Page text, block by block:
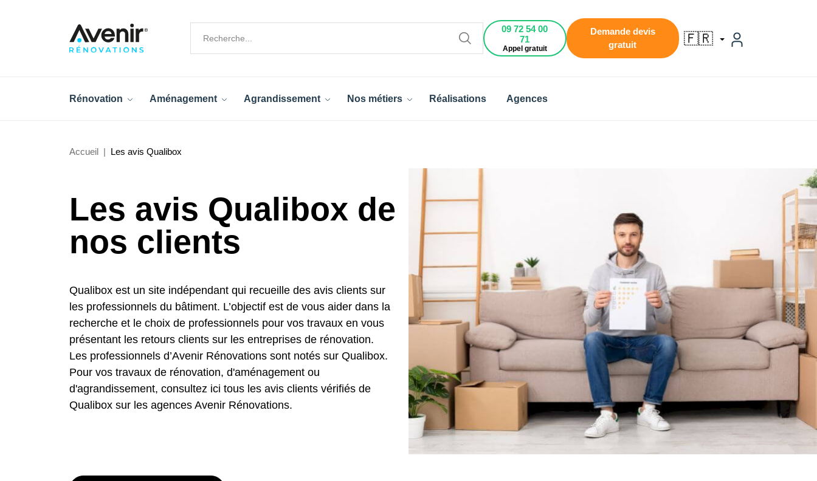
09 72 54 00
71
Appel gratuit
Demande devis
gratuit
🇫🇷
Rénovation Aménagement Agrandissement Nos métiers Réalisations Agences
Accueil Les avis Qualibox
Les avis Qualibox de
nos clients
Qualibox est un site indépendant qui recueille des avis clients sur
les professionnels du bâtiment. L’objectif est de vous aider dans la
recherche et le choix de professionnels pour vos travaux en vous
présentant les retours clients sur les entreprises de rénovation.
Les professionnels d’Avenir Rénovations sont notés sur Qualibox.
Pour vos travaux de rénovation, d'aménagement ou
d'agrandissement, consultez ici tous les avis clients vérifiés de
Qualibox sur les agences Avenir Rénovations.